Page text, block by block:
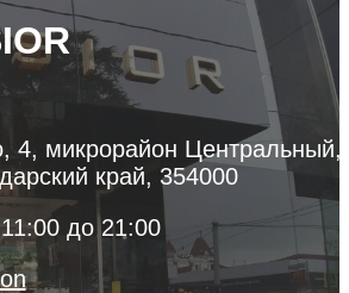
4, микрорайон Центральный,
край, 354000
до 21:00